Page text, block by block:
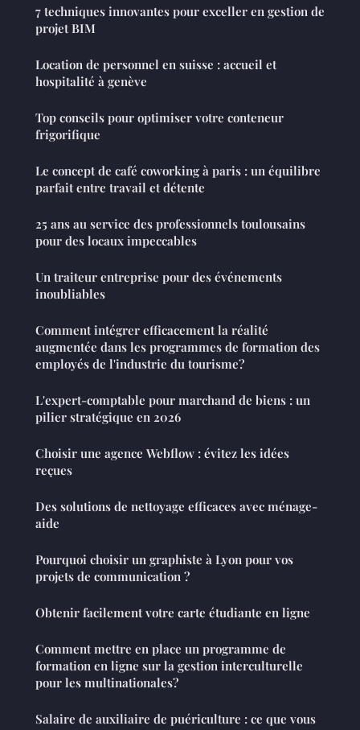
7 techniques innovantes pour exceller en gestion de
projet BIM
Location de personnel en suisse : accueil et
hospitalité à genève
Top conseils pour optimiser votre conteneur
frigorifique
Le concept de café coworking à paris : un équilibre
parfait entre travail et détente
25 ans au service des professionnels toulousains
pour des locaux impeccables
Un traiteur entreprise pour des événements
inoubliables
Comment intégrer efficacement la réalité
augmentée dans les programmes de formation des
employés de l'industrie du tourisme?
L'expert-comptable pour marchand de biens : un
pilier stratégique en 2026
Choisir une agence Webflow : évitez les idées
reçues
Des solutions de nettoyage efficaces avec ménage-
aide
Pourquoi choisir un graphiste à Lyon pour vos
projets de communication ?
Obtenir facilement votre carte étudiante en ligne
Comment mettre en place un programme de
formation en ligne sur la gestion interculturelle
pour les multinationales?
Salaire de auxiliaire de puériculture : ce que vous